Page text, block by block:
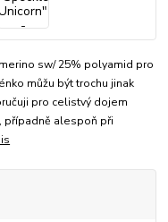
sw/ 25% polyamid pro
můžu být trochu jinak
pro celistvý dojem
případně alespoň při